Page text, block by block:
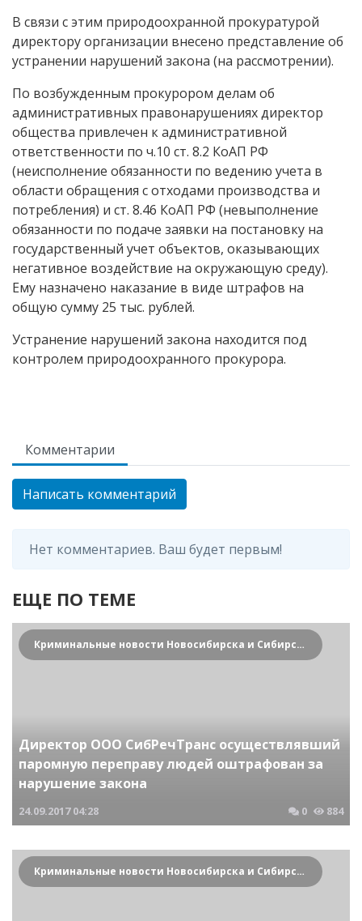
В связи с этим природоохранной прокуратурой
директору организации внесено представление об
устранении нарушений закона (на рассмотрении).
По возбужденным прокурором делам об
административных правонарушениях директор
общества привлечен к административной
ответственности по ч.10 ст. 8.2 КоАП РФ
(неисполнение обязанности по ведению учета в
области обращения с отходами производства и
потребления) и ст. 8.46 КоАП РФ (невыполнение
обязанности по подаче заявки на постановку на
государственный учет объектов, оказывающих
негативное воздействие на окружающую среду).
Ему назначено наказание в виде штрафов на
общую сумму 25 тыс. рублей.
Устранение нарушений закона находится под
контролем природоохранного прокурора.
Комментарии
Написать комментарий
Нет комментариев. Ваш будет первым!
ЕЩЕ ПО ТЕМЕ
Криминальные новости Новосибирска и Сибирского региона
Директор ООО СибРечТранс осуществлявший
паромную переправу людей оштрафован за
нарушение закона
24.09.2017 04:28 0 884
Криминальные новости Новосибирска и Сибирского региона